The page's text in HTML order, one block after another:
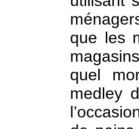
que les
quel
medley